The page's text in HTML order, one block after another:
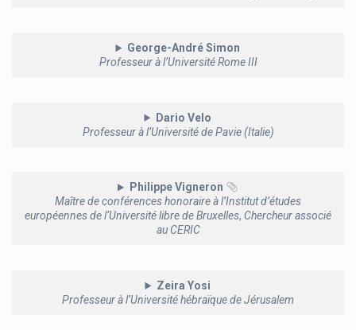
George-André Simon
Professeur à l’Université Rome III
Dario Velo
Professeur à l’Université de Pavie (Italie)
Philippe Vigneron
Maître de conférences honoraire à l’Institut d’études
européennes de l’Université libre de Bruxelles, Chercheur associé
au CERIC
Zeira Yosi
Professeur à l’Université hébraïque de Jérusalem